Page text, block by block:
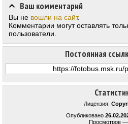
Лицензия:
Опубликовано
Просмотров —
Постоянная
Ваш комментарий
Вы не вошли на сайт.
Комментарии могут оставлять
пользователи.